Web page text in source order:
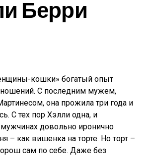
Берри
кошки» богатый опыт
С последним мужем,
она прожила три года и
С тех пор Хэлли одна, и
довольно иронично
– как вишенка на торте. Но торт –
сам по себе. Даже без